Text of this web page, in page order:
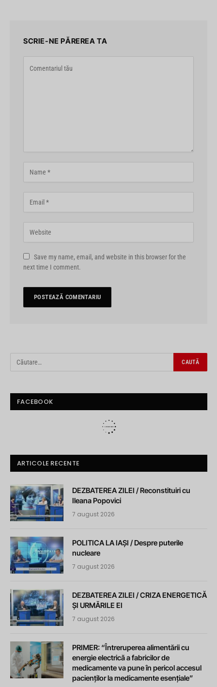
SCRIE-NE PĂREREA TA
Save my name, email, and website in this browser for the
next time I comment.
FACEBOOK
ARTICOLE RECENTE
DEZBATEREA ZILEI / Reconstituiri cu
Ileana Popovici
7 august 2026
POLITICA LA IAȘI / Despre puterile
nucleare
7 august 2026
DEZBATEREA ZILEI / CRIZA ENERGETICĂ
ȘI URMĂRILE EI
7 august 2026
PRIMER: “Întreruperea alimentării cu
energie electrică a fabricilor de
medicamente va pune în pericol accesul
pacienților la medicamente esențiale”